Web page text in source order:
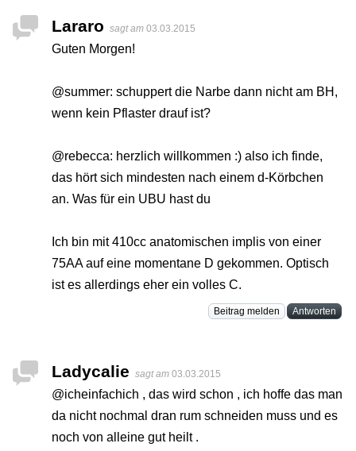
Lararo sagt am 03.03.2015
Guten Morgen!
@summer: schuppert die Narbe dann nicht am BH,
wenn kein Pflaster drauf ist?
@rebecca: herzlich willkommen :) also ich finde,
das hört sich mindesten nach einem d-Körbchen
an. Was für ein UBU hast du
Ich bin mit 410cc anatomischen implis von einer
75AA auf eine momentane D gekommen. Optisch
ist es allerdings eher ein volles C.
Beitrag melden Antworten
Ladycalie sagt am 03.03.2015
@icheinfachich , das wird schon , ich hoffe das man
da nicht nochmal dran rum schneiden muss und es
noch von alleine gut heilt .